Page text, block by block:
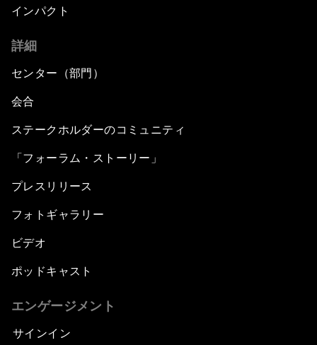
インパクト
詳細
センター（部門）
会合
ステークホルダーのコミュニティ
「フォーラム・ストーリー」
プレスリリース
フォトギャラリー
ビデオ
ポッドキャスト
エンゲージメント
サインイン